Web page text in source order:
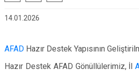
14.01.2026
AFAD Hazır Destek Yapısının
Hazır Destek AFAD Gönüllülerimiz, İl